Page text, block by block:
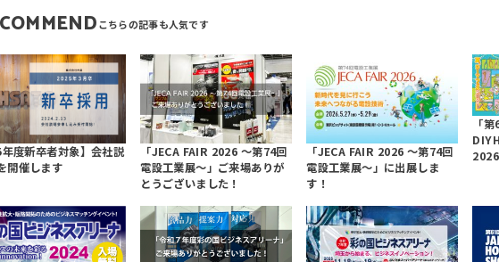
年度新卒者対象】会社説
開催します
「JECA FAIR 2026 ～第74回
電設工業展～」ご来場ありが
とうございました！
「JECA FAIR 2026 ～第74回
電設工業展～」に出展しま
す！
「